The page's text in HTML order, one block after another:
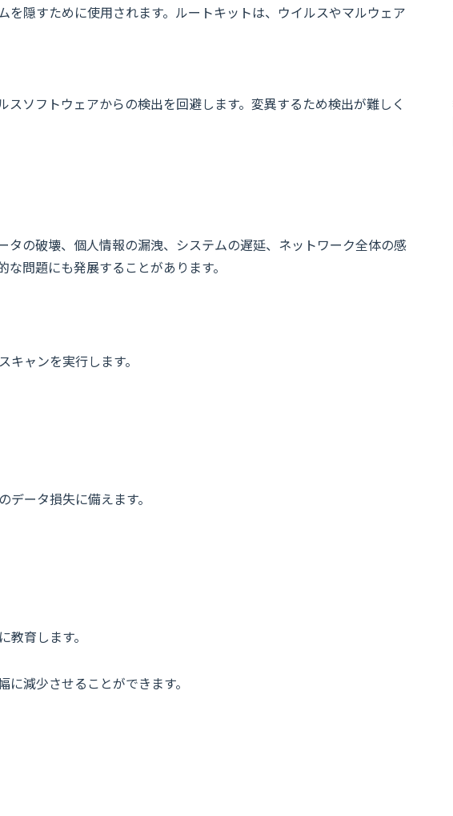
隠すために使用されます。ルートキットは、ウイルスやマルウェア
ソフトウェアからの検出を回避します。変異するため検出が難しく
タの破壊、個人情報の漏洩、システムの遅延、ネットワーク全体の感
問題にも発展することがあります。
ャンを実行します。
ータ損失に備えます。
育します。
減少させることができます。